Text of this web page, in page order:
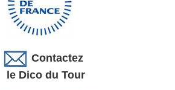
Contactez
le Dico du Tour